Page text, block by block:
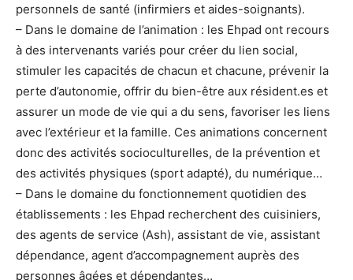
personnels de santé (infirmiers et aides-soignants).
– Dans le domaine de l’animation : les Ehpad ont recours
à des intervenants variés pour créer du lien social,
stimuler les capacités de chacun et chacune, prévenir la
perte d’autonomie, offrir du bien-être aux résident.es et
assurer un mode de vie qui a du sens, favoriser les liens
avec l’extérieur et la famille. Ces animations concernent
donc des activités socioculturelles, de la prévention et
des activités physiques (sport adapté), du numérique…
– Dans le domaine du fonctionnement quotidien des
établissements : les Ehpad recherchent des cuisiniers,
des agents de service (Ash), assistant de vie, assistant
dépendance, agent d’accompagnement auprès des
personnes âgées et dépendantes…